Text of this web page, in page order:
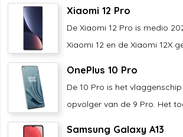
Xiaomi 12 Pro
De Xiaomi 12 Pro is medio
Xiaomi 12 en de Xiaomi 12X
OnePlus 10 Pro
De 10 Pro is het
opvolger van de 9 Pro. Het
Samsung Galaxy A13